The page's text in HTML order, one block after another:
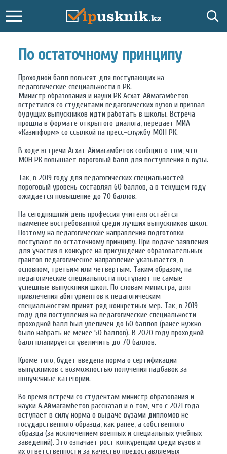
По остаточному принципу
Проходной балл повысят для поступающих на
педагогические специальности в РК.
Министр образования и науки РК Асхат Аймагамбетов
встретился со студентами педагогических вузов и призвал
будущих выпускников идти работать в школы. Встреча
прошла в формате открытого диалога, передает МИА
«Казинформ» со ссылкой на пресс-службу МОН РК.
В ходе встречи Асхат Аймагамбетов сообщил о том, что
МОН РК повышает пороговый балл для поступления в вузы.
Так, в 2019 году для педагогических специальностей
пороговый уровень составлял 60 баллов, а в текущем году
ожидается повышение до 70 баллов.
На сегодняшний день профессия учителя остаётся
наименее востребованной среди лучших выпускников школ.
Поэтому на педагогические направления подготовки
поступают по остаточному принципу. При подаче заявления
для участия в конкурсе на присуждение образовательных
грантов педагогическое направление указывается, в
основном, третьим или четвертым. Таким образом, на
педагогические специальности поступают не самые
успешные выпускники школ. По словам министра, для
привлечения абитуриентов к педагогическим
специальностям принят ряд конкретных мер. Так, в 2019
году для поступления на педагогические специальности
проходной балл был увеличен до 60 баллов (ранее нужно
было набрать не менее 50 баллов). В 2020 году проходной
балл планируется увеличить до 70 баллов.
Кроме того, будет введена норма о сертификации
выпускников с возможностью получения надбавок за
полученные категории.
Во время встречи со студентам министр образования и
науки А.Аймагамбетов рассказал и о том, что с 2021 года
вступает в силу норма о выдаче вузами дипломов не
государственного образца, как ранее, а собственного
образца (за исключением военных и специальных учебных
заведений). Это означает рост конкуренции среди вузов и
их ответственности за качество предоставляемых